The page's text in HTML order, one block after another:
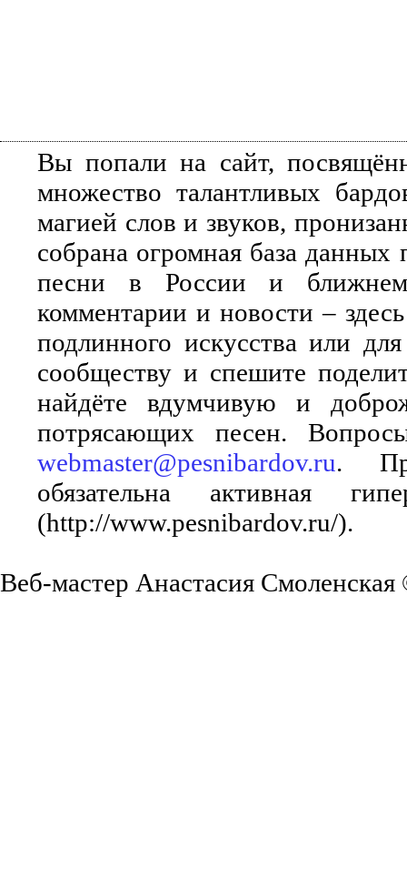
Вы попали на сайт,
множество талантливых
магией слов и звуков,
собрана огромная база
песни в России и ближнем
комментарии и новости –
подлинного искусства или
сообществу и спешите
найдёте вдумчивую и
потрясающих песен.
webmaster@pesnibardov.ru.
обязательна активная
(http://www.pesnibardov.ru/).
Веб-мастер Анастасия